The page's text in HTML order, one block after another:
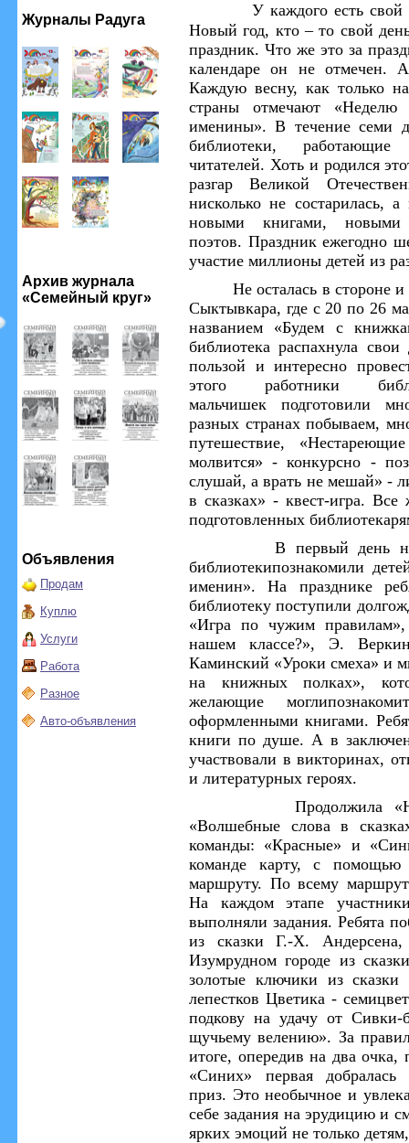
Журналы Радуга
Архив журнала
«Семейный круг»
Объявления
Продам
Куплю
Услуги
Работа
Разное
Авто-объявления
У каждого есть
Новый год, кто – то свой
праздник. Что же это за
календаре он не отмечен.
Каждую весну, как только
страны отмечают «Неделю
именины».В течение семи
библиотеки,
читателей. Хоть и родился
разгар Великой
нисколько не состарилась,
новыми книгами,
поэтов. Праздник ежегодно
участие миллионы детей из
Не осталась в стороне и
Сыктывкара, где с 20 по 26
названием «Будем с
библиотека распахнула свои
пользой и интересно
этого работники
мальчишекподготовили
разных странах побываем,
путешествие,
молвится» - конкурсно -
слушай, а врать не мешай» -
в сказках» - квест-игра. Все
подготовленных библиотек
В первый день
библиотекипознакомили дете
именин». На празднике
библиотеку поступили
«Игра по чужим правила
нашем классе?», Э.
Каминский «Уроки смеха» и
на книжных полках»,
желающие могли
оформленными книгами.
книги по душе. А в
участвовали в викторинах,
и литературных героях.
Продолжила «
«Волшебные слова в
команды: «Красные» и
команде карту, с
маршруту. По всему
На каждом этапе
выполняли задания. Ребята
из сказки Г.-Х. Андерсена,
Изумрудном городе из
золотые ключики из
лепестков Цветика -
подкову на удачу от
щучьему велению». За
итоге, опередив на два
«Синих» первая
приз. Это необычное и
себе задания на эрудицию и
ярких эмоций не только